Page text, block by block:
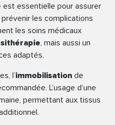
est essentielle pour assurer
les complications
les soins médicaux
, mais aussi un
adaptés.
l’immobilisation de
L’usage d’une
permettant aux tissus